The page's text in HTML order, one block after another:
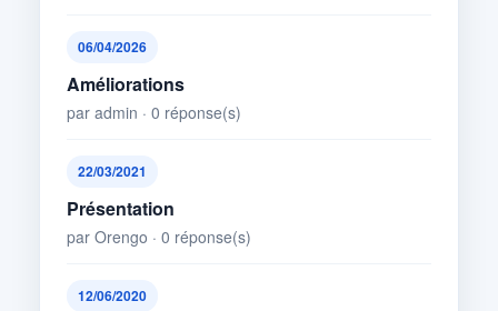
06/04/2026
Améliorations
par admin · 0 réponse(s)
22/03/2021
Présentation
par Orengo · 0 réponse(s)
12/06/2020